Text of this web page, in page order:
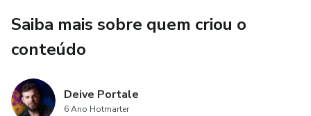
Um espaço seguro e confidencial para compartilhar suas
dificuldades.
Orientações baseadas em neurociência, experiências reais e
anos de prática.
Saiba mais sobre quem criou o
conteúdo
Deive Portale
6 Ano Hotmarter